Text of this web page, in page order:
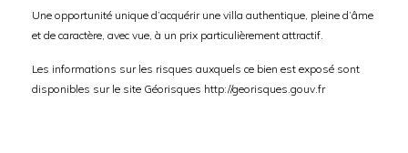
Une opportunité unique d’acquérir une villa authentique, pleine d’âme
et de caractère, avec vue, à un prix particulièrement attractif.
Les informations sur les risques auxquels ce bien est exposé sont
disponibles sur le site Géorisques http://georisques.gouv.fr